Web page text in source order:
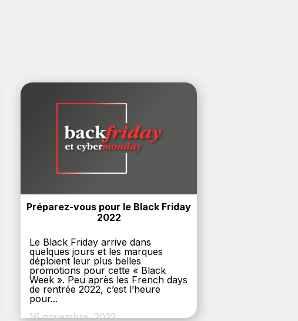
Préparez-vous pour le Black Friday
2022
Le Black Friday arrive dans
quelques jours et les marques
déploient leur plus belles
promotions pour cette « Black
Week ». Peu après les French days
de rentrée 2022, c’est l’heure
pour...
16 novembre, 2022